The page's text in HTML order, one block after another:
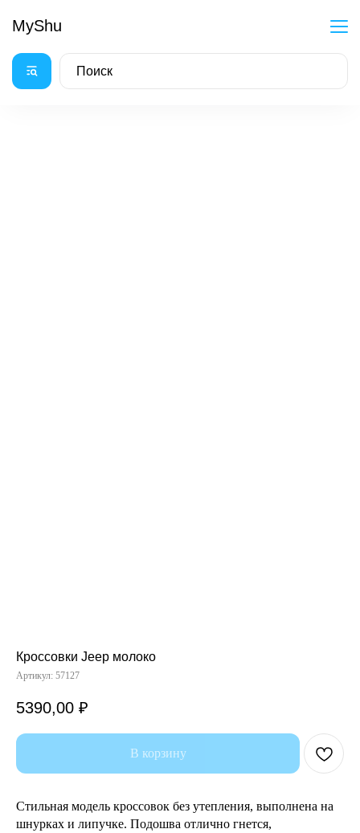
MyShu
Кроссовки Jeep молоко
Артикул: 57127
5390,00 ₽
В корзину
Стильная модель кроссовок без утепления, выполнена на
шнурках и липучке. Подошва отлично гнется,